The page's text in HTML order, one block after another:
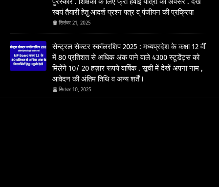
स्वयं तैयारी हेतु आदर्श प्रश्न पत्र व् पंजीयन की प्रक्रिया
सितंबर 21, 2025
सेन्ट्रल सेक्टर स्कॉलरशिप 2025 : मध्यप्रदेश के कक्षा 12 वीं
में 80 प्रतिशत से अधिक अंक पाने वाले 4300 स्टूडेंट्स को
मिलेंगे 10/ 20 हज़ार रूपये वार्षिक . सूची में देखें अपना नाम ,
आवेदन की अंतिम तिथि व अन्य शर्तें I
सितंबर 10, 2025